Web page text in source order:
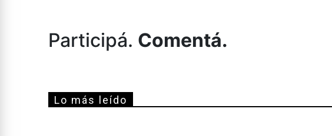
Participá. Comentá.
Lo más leído